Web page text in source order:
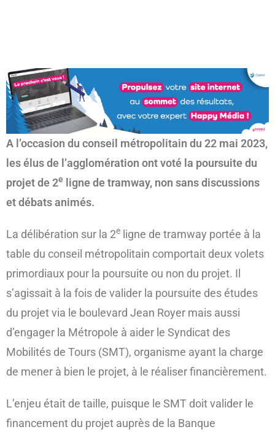
grand
A l’occasion du conseil métropolitain du 22 mai 2023,
les élus de l’agglomération ont voté la poursuite du
projet de 2e
ligne de tramway, non sans discussions
et débats animés.
La délibération sur la 2e ligne de tramway portée à la
table du conseil métropolitain comportait deux volets
primordiaux pour la poursuite ou non du projet. Il
s’agissait à la fois de valider la poursuite des études
du projet via le boulevard Jean Royer mais aussi
d’engager la Métropole à aider le Syndicat des
Mobilités de Tours (SMT), organisme ayant la charge
de mener à bien le projet, à le réaliser financièrement.
L’enjeu était de taille, puisque le SMT doit valider le
financement du projet auprès de la Banque